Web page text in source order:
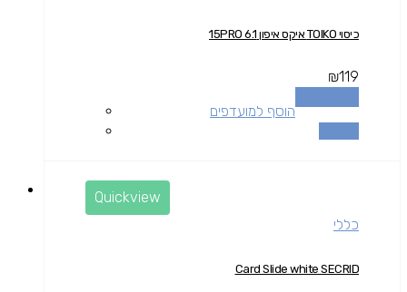
כיסוי TOIKO איקס איפון 15PRO 6.1
₪119
הוסף למועדפים
Quickview
כללי
Card Slide white SECRID